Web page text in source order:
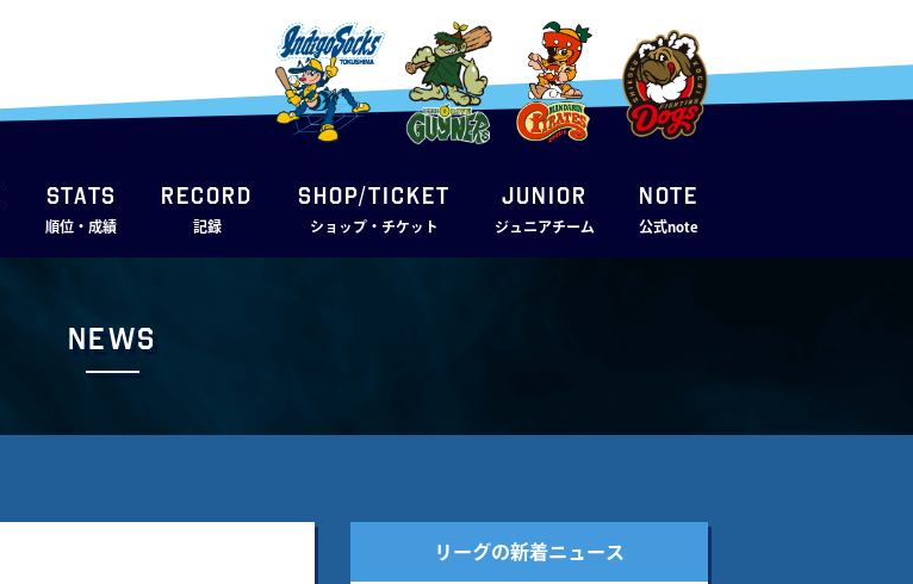
STATS
順位・成績
RECORD
記録
SHOP/TICKET
ショップ・チケット
JUNIOR
ジュニアチーム
note
公式note
News
リーグの新着ニュース